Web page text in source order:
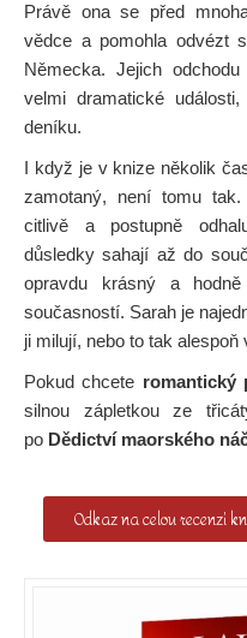
Právě ona se před
vědce a pomohla odvézt
Německa. Jejich
velmi dramatické
deníku.
I když je v knize několik
zamotaný, není tomu
citlivě a postupně
důsledky sahají až do
opravdu krásný a
současností. Sarah je
ji milují, nebo to tak alespoň
Pokud chcete romantický
silnou zápletkou ze
po Dědictví maorského
Odkaz na celou recenzi